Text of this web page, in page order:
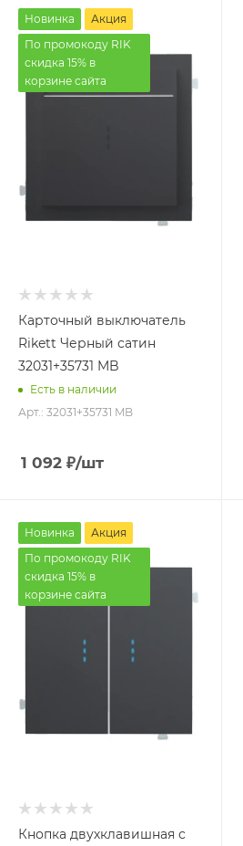
Новинка
Акция
По промокоду RIK
скидка 15% в
корзине сайта
Карточный выключатель
Rikett Черный сатин
32031+35731 MB
Есть в наличии
Арт.: 32031+35731 MB
1 092₽/шт
Новинка
Акция
По промокоду RIK
скидка 15% в
корзине сайта
Кнопка двухклавишная с